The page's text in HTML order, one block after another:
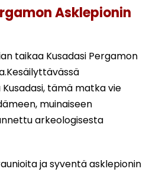
Asklepionin
taikaa Kusadasi Pergamon
tämä matka vie
muinaiseen
arkeologisesta
ja syventä asklepionin